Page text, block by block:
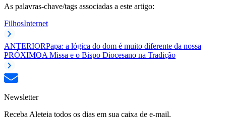
As palavras-chave/tags associadas a este artigo:
FilhosInternet
ANTERIORPapa: a lógica do dom é muito diferente da nossa
PRÓXIMOA Missa e o Bispo Diocesano na Tradição
Newsletter
Receba Aleteia todos os dias em sua caixa de e-mail.